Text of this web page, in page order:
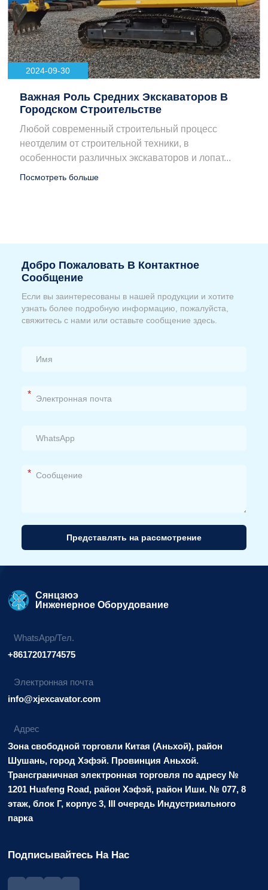
2024-09-30
Важная Роль Средних Экскаваторов В
Городском Строительстве
Любой современный строительный процесс
неотделим от строительной техники, в
особенности различных экскаваторов и лопат...
Посмотреть больше
Добро Пожаловать В Контактное
Сообщение
Если вы заинтересованы в нашей продукции и хотите
узнать более подробную информацию, пожалуйста,
свяжитесь с нами или оставьте сообщение здесь.
*
*
Представлять на рассмотрение
вариант:
Сянцзюэ
Инженерное Оборудование
WhatsApp/Тел.
+8617201774575
Электронная почта
info@xjexcavator.com
Адрес
Зона свободной торговли Китая (Аньхой), район
Шушань, город Хэфэй. Провинция Аньхой.
Трансграничная электронная торговля по адресу №
1201 Huafeng Road, район Хэфэй, район Иши. № 077, 8
этаж, блок Г, корпус 3, III очередь Индустриального
парка
Подписывайтесь На Нас